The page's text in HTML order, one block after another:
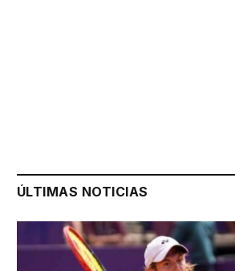
ÚLTIMAS NOTICIAS